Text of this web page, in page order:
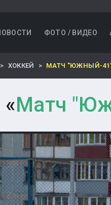
ФОТО / ВИДЕО
ХОККЕЙ МАТЧ "ЮЖНЫЙ-
Матч